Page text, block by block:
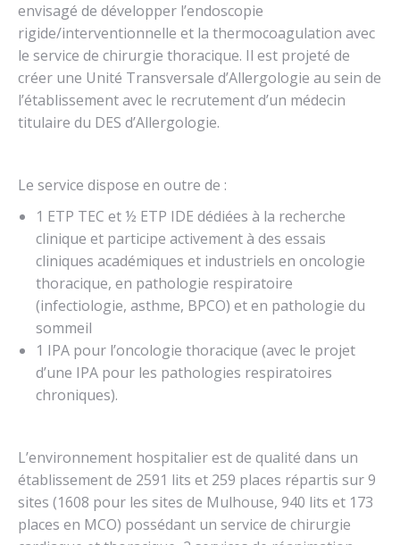
envisagé de développer l’endoscopie
rigide/interventionnelle et la thermocoagulation avec
le service de chirurgie thoracique. Il est projeté de
créer une Unité Transversale d’Allergologie au sein de
l’établissement avec le recrutement d’un médecin
titulaire du DES d’Allergologie.
Le service dispose en outre de :
1 ETP TEC et ½ ETP IDE dédiées à la recherche
clinique et participe activement à des essais
cliniques académiques et industriels en oncologie
thoracique, en pathologie respiratoire
(infectiologie, asthme, BPCO) et en pathologie du
sommeil
1 IPA pour l’oncologie thoracique (avec le projet
d’une IPA pour les pathologies respiratoires
chroniques).
L’environnement hospitalier est de qualité dans un
établissement de 2591 lits et 259 places répartis sur 9
sites (1608 pour les sites de Mulhouse, 940 lits et 173
places en MCO) possédant un service de chirurgie